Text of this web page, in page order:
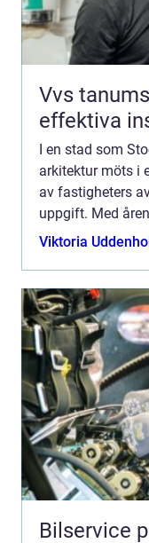
Vvs
effektiva
I en stad som
arkitektur möts i
av fastigheters
uppgift. Med
visat sig vara
Viktoria
Bilservice